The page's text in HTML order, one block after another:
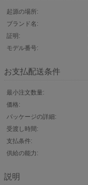
起源の場所:
ブランド名:
証明:
モデル番号:
お支払配送条件
最小注文数量:
価格:
パッケージの詳細:
受渡し時間:
支払条件:
供給の能力:
説明